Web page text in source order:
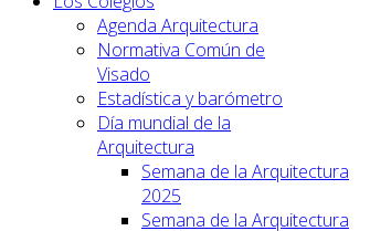
Agenda Arquitectura
Normativa Común de
Visado
Estadística y barómetro
Día mundial de la
Arquitectura
Semana de la Arquitectura
2025
Semana de la Arquitectura